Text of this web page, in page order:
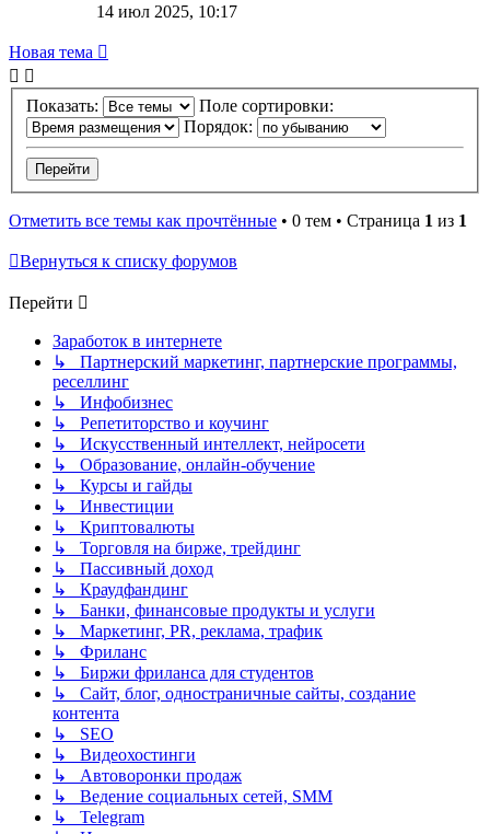
14 июл 2025, 10:17
Новая тема
Показать:
Поле сортировки:
Порядок:
Отметить все темы как прочтённые • 0 тем • Страница 1 из 1
Вернуться к списку форумов
Перейти
Заработок в интернете
↳ Партнерский маркетинг, партнерские программы,
реселлинг
↳ Инфобизнес
↳ Репетиторство и коучинг
↳ Искусственный интеллект, нейросети
↳ Образование, онлайн-обучение
↳ Курсы и гайды
↳ Инвестиции
↳ Криптовалюты
↳ Торговля на бирже, трейдинг
↳ Пассивный доход
↳ Краудфандинг
↳ Банки, финансовые продукты и услуги
↳ Маркетинг, PR, реклама, трафик
↳ Фриланс
↳ Биржи фриланса для студентов
↳ Сайт, блог, одностраничные сайты, создание
контента
↳ SEO
↳ Видеохостинги
↳ Автоворонки продаж
↳ Ведение социальных сетей, SMM
↳ Telegram